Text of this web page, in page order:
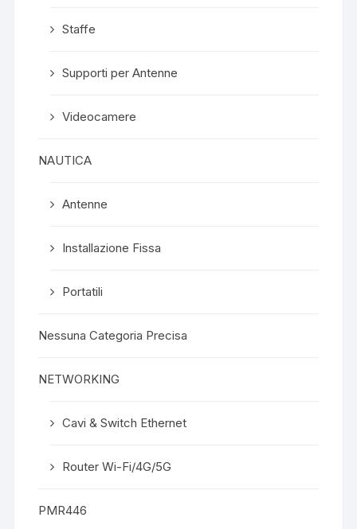
Staffe
Supporti per Antenne
Videocamere
NAUTICA
Antenne
Installazione Fissa
Portatili
Nessuna Categoria Precisa
NETWORKING
Cavi & Switch Ethernet
Router Wi-Fi/4G/5G
PMR446